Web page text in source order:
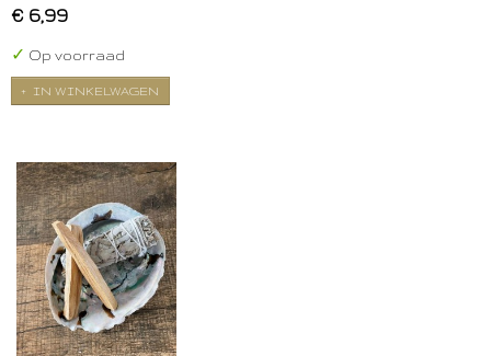
€ 6,99
✓ Op voorraad
IN WINKELWAGEN